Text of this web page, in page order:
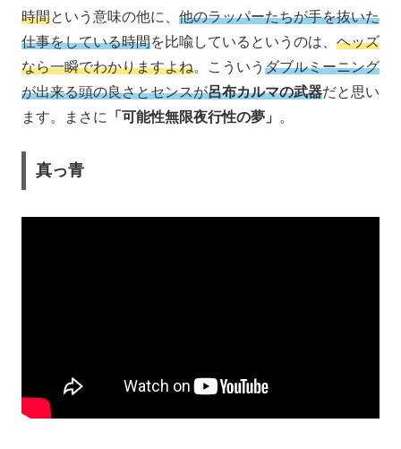
時間という意味の他に、 他のラッパーたちが手を抜いた
仕事をしている時間を比喩しているというのは、 ヘッズ
なら一瞬でわかりますよね。こういう ダブルミーニング
が出来る頭の良さとセンスが呂布カルマの武器だと思い
ます。まさに
「可能性無限夜行性の夢」 。
真っ青